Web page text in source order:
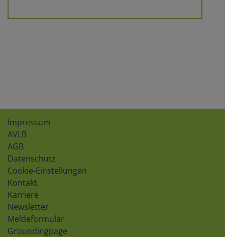
Impressum
AVLB
AGB
Datenschutz
Cookie-Einstellungen
Kontakt
Karriere
Newsletter
Meldeformular
Groundingpage